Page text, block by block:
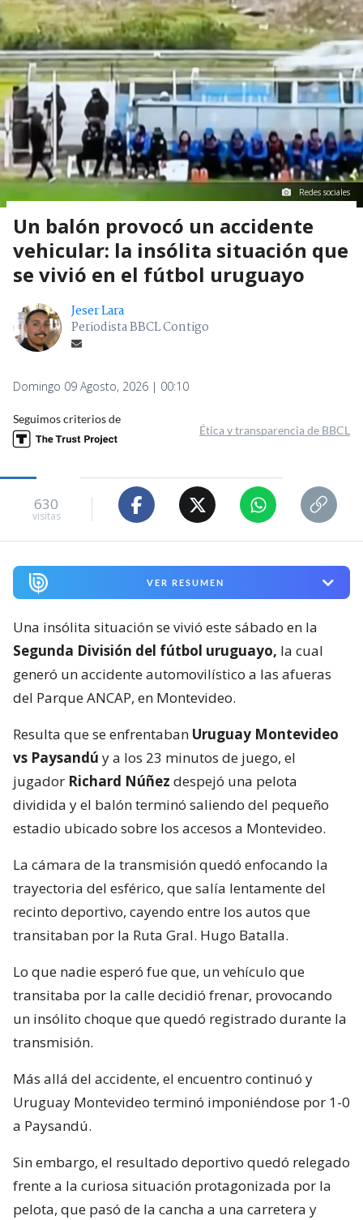
Redes sociales
Un balón provocó un accidente
vehicular: la insólita situación que
se vivió en el fútbol uruguayo
Jeser Lara
Periodista BBCL Contigo
Domingo 09 Agosto, 2026 | 00:10
Seguimos criterios de
Ética y transparencia de BBCL
630
visitas
VER RESUMEN
Una insólita situación se vivió este sábado en la
Segunda División del fútbol uruguayo, la cual
generó un accidente automovilístico a las afueras
del Parque ANCAP, en Montevideo.
Resulta que se enfrentaban Uruguay Montevideo
vs Paysandú y a los 23 minutos de juego, el
jugador Richard Núñez despejó una pelota
dividida y el balón terminó saliendo del pequeño
estadio ubicado sobre los accesos a Montevideo.
La cámara de la transmisión quedó enfocando la
trayectoria del esférico, que salía lentamente del
recinto deportivo, cayendo entre los autos que
transitaban por la Ruta Gral. Hugo Batalla.
Lo que nadie esperó fue que, un vehículo que
transitaba por la calle decidió frenar, provocando
un insólito choque que quedó registrado durante la
transmisión.
Más allá del accidente, el encuentro continuó y
Uruguay Montevideo terminó imponiéndose por 1-0
a Paysandú.
Sin embargo, el resultado deportivo quedó relegado
frente a la curiosa situación protagonizada por la
pelota, que pasó de la cancha a una carretera y